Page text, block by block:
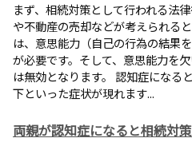
まず、相続対策として行われる法律
や不動産の売却などが考えられる
は、意思能力（自己の行為の結果
が必要です。そして、意思能力を
は無効となります。 認知症になる
下といった症状が現れます...
両親が認知症になると相続対